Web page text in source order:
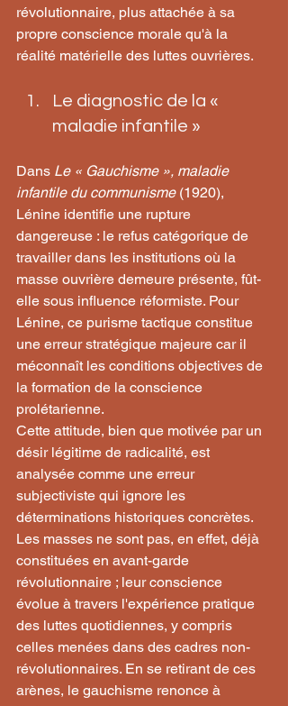
révolutionnaire, plus attachée à sa
propre conscience morale qu'à la
réalité matérielle des luttes ouvrières.
Le diagnostic de la «
maladie infantile »
Dans Le « Gauchisme », maladie
infantile du communisme (1920),
Lénine identifie une rupture
dangereuse : le refus catégorique de
travailler dans les institutions où la
masse ouvrière demeure présente, fût-
elle sous influence réformiste. Pour
Lénine, ce purisme tactique constitue
une erreur stratégique majeure car il
méconnaît les conditions objectives de
la formation de la conscience
prolétarienne.
Cette attitude, bien que motivée par un
désir légitime de radicalité, est
analysée comme une erreur
subjectiviste qui ignore les
déterminations historiques concrètes.
Les masses ne sont pas, en effet, déjà
constituées en avant-garde
révolutionnaire ; leur conscience
évolue à travers l'expérience pratique
des luttes quotidiennes, y compris
celles menées dans des cadres non-
révolutionnaires. En se retirant de ces
arènes, le gauchisme renonce à